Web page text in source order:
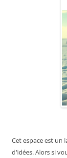
Cet espace est
d'idées. Alors si